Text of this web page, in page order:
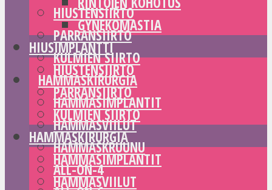
HIUSTENSIIRTO
PARRANSIIRTO
KULMIEN SIIRTO
HAMMASKIRURGIA
HAMMASIMPLANTIT
HAMMASVIILUT
HAMMASKRUUNU
ALL-ON-4
GYNEKOMASTIA
HIUSIMPLANTTI
HIUSTENSIIRTO
PARRANSIIRTO
KULMIEN SIIRTO
HAMMASKIRURGIA
HAMMASIMPLANTIT
HAMMASVIILUT